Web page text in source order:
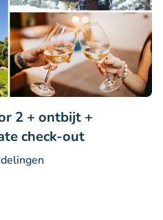
2 + ontbijt +
check-out